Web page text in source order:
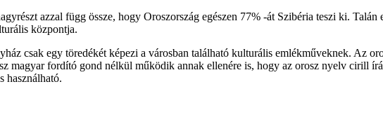
azzal függ össze, hogy Oroszország egészen 77% -át Szibéria teszi ki.
központja.
csak egy töredékét képezi a városban található kulturális emlékműveknek. Az
magyar fordító gond nélkül működik annak ellenére is, hogy az orosz nyelv cirill
használható.